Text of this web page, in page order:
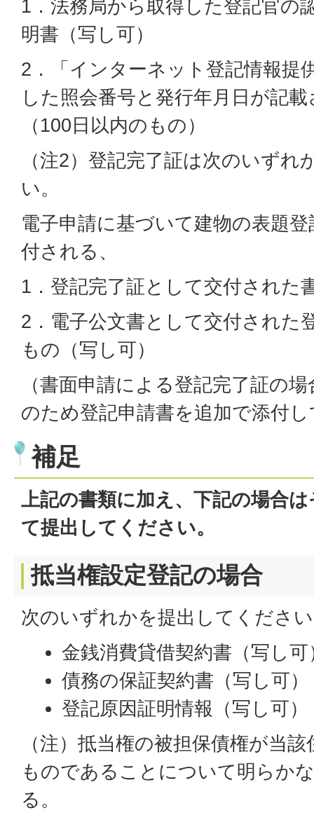
1．法務局から取得した登記官の
明書（写し可）
2．「インターネット登記情報提
した照会番号と発行年月日が記
（100日以内のもの）
（注2）登記完了証は次のいずれ
い。
電子申請に基づいて建物の表題
付される、
1．登記完了証として交付された
2．電子公文書として交付された
もの（写し可）
（書面申請による登記完了証の
のため登記申請書を追加で添付
補足
上記の書類に加え、下記の場合
て提出してください。
抵当権設定登記の場合
次のいずれかを提出してくださ
金銭消費貸借契約書（写し可
債務の保証契約書（写し可）
登記原因証明情報（写し可）
（注）抵当権の被担保債権が当
ものであることについて明らか
る。